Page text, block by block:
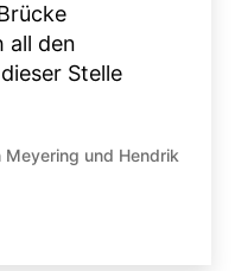
all den
Stelle
Meyering und Hendrik